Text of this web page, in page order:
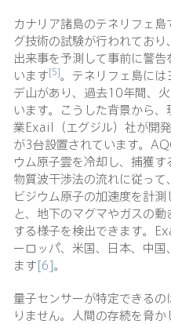
カナリア諸島のテネリフェ
グ技術の試験が行われてお
出来事を予測して事前に警
います[5]。テネリフェ島には
デ山があり、過去10年間、
います。こうした背景から
業Exail（エグジル）社が開
が3台設置されています。
ウム原子雲を冷却し、捕獲す
物質波干渉法の流れに従っ
ビジウム原子の加速度を計
と、地下のマグマやガスの
する様子を検出できます。
ーロッパ、米国、日本、中
ます[6]。
量子センサーが特定できる
りません。人間の存続を脅か